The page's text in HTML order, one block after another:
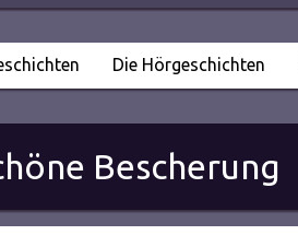
Die Hörgeschichten
Bescherung